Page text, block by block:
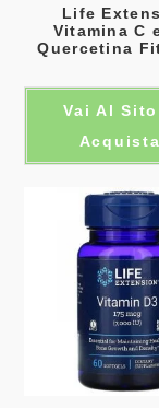
Life
Vitamina C
Quercetina
Vai Al